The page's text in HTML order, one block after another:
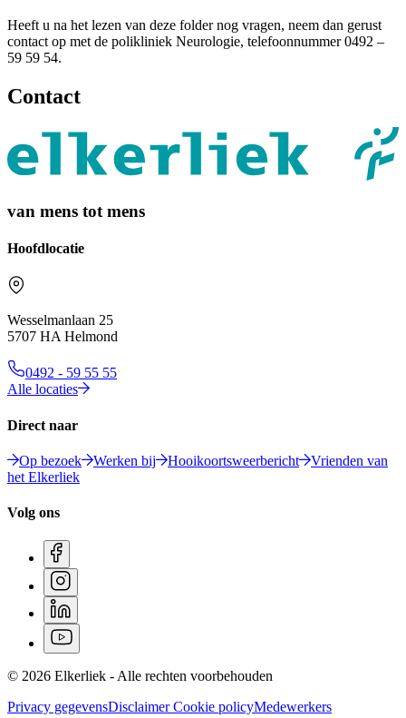
Heeft u na het lezen van deze folder nog vragen, neem dan gerust
contact op met de polikliniek Neurologie, telefoonnummer 0492 –
59 59 54.
Contact
van mens tot mens
Hoofdlocatie
Wesselmanlaan 25
5707 HA Helmond
0492 - 59 55 55
Alle locaties
Direct naar
Op bezoek Werken bij Hooikoortsweerbericht
Vrienden van
het Elkerliek
Volg ons
© 2026 Elkerliek - Alle rechten voorbehouden
Privacy gegevensDisclaimerCookie policyMedewerkers